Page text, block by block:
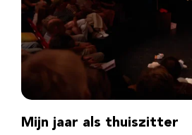
Mijn jaar als thuiszitter